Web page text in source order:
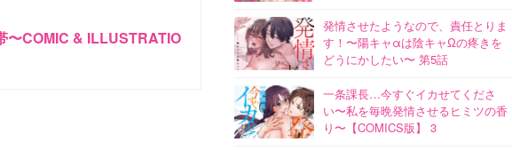
〜COMIC & ILLUSTRATIO
発情させたようなので、責任とりま
す！〜陽キャαは陰キャΩの疼きを
どうにかしたい〜 第5話
一条課長…今すぐイカせてくださ
い〜私を毎晩発情させるヒミツの香
り〜【COMICS版】 3